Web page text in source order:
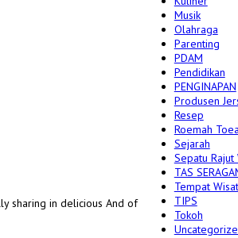
sharing in delicious And of
Musik
Olahraga
Parenting
PDAM
Pendidikan
PENGINAPAN
Produsen
Resep
Roemah
Sejarah
Sepatu Rajut
TAS
Tempat
TIPS
Tokoh